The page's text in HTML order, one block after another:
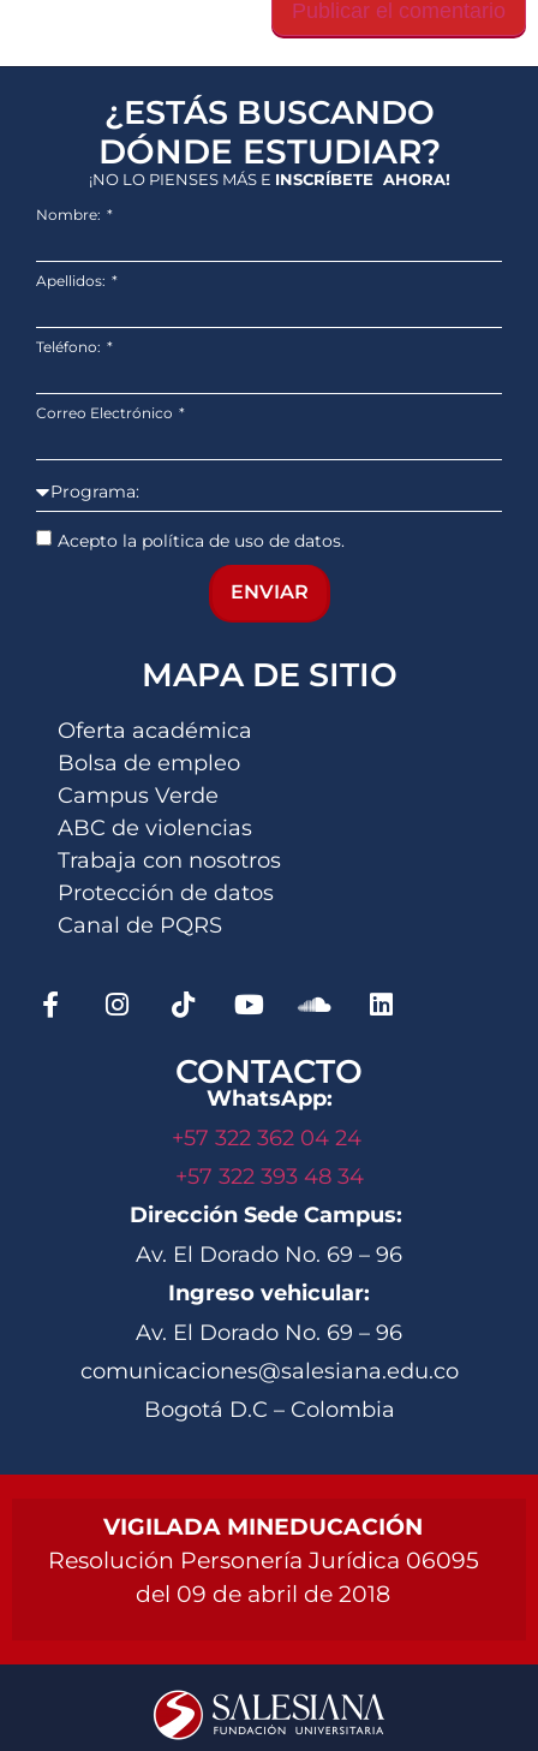
¿ESTÁS BUSCANDO
DÓNDE ESTUDIAR?
¡NO LO PIENSES MÁS E INSCRÍBETE AHORA!
Nombre:
Apellidos:
Teléfono:
Correo Electrónico
Acepto la política de uso de datos.
ENVIAR
MAPA DE SITIO
Oferta académica
Bolsa de empleo
Campus Verde
ABC de violencias
Trabaja con nosotros
Protección de datos
Canal de PQRS
CONTACTO
WhatsApp:
+57 322 362 04 24
+57 322 393 48 34
Dirección Sede Campus:
Av. El Dorado No. 69 – 96
Ingreso vehicular:
Av. El Dorado No. 69 – 96
comunicaciones@salesiana.edu.co
Bogotá D.C – Colombia
VIGILADA MINEDUCACIÓN
Resolución Personería Jurídica 06095
del 09 de abril de 2018